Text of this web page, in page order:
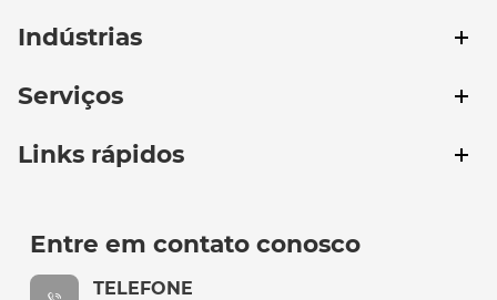
Indústrias
Serviços
Links rápidos
Entre em contato conosco
TELEFONE